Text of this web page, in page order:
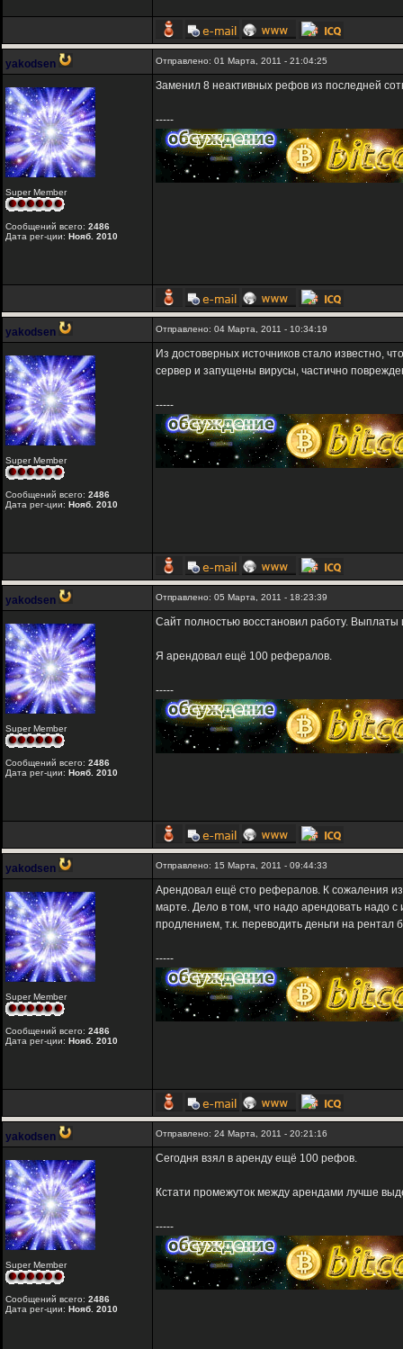
yakodsen Отправлено: 01 Марта, 2011 - 21:04:25
Super Member
Сообщений всего: 2486
Дата рег-ции: Нояб. 2010
Заменил 8 неактивных рефов из последней
-----
yakodsen Отправлено: 04 Марта, 2011 - 10:34:19
Super Member
Сообщений всего: 2486
Дата рег-ции: Нояб. 2010
Из достоверных источников стало известно,
сервер и запущены вирусы, частично
-----
yakodsen Отправлено: 05 Марта, 2011 - 18:23:39
Super Member
Сообщений всего: 2486
Дата рег-ции: Нояб. 2010
Сайт полностью восстановил работу.
Я арендовал ещё 100 рефералов.
-----
yakodsen Отправлено: 15 Марта, 2011 - 09:44:33
Super Member
Сообщений всего: 2486
Дата рег-ции: Нояб. 2010
Арендовал ещё сто рефералов. К сожаления
марте. Дело в том, что надо арендовать надо
продлением, т.к. переводить деньги на рентал
-----
yakodsen Отправлено: 24 Марта, 2011 - 20:21:16
Super Member
Сообщений всего: 2486
Дата рег-ции: Нояб. 2010
Сегодня взял в аренду ещё 100 рефов.
Кстати промежуток между арендами лучше
-----